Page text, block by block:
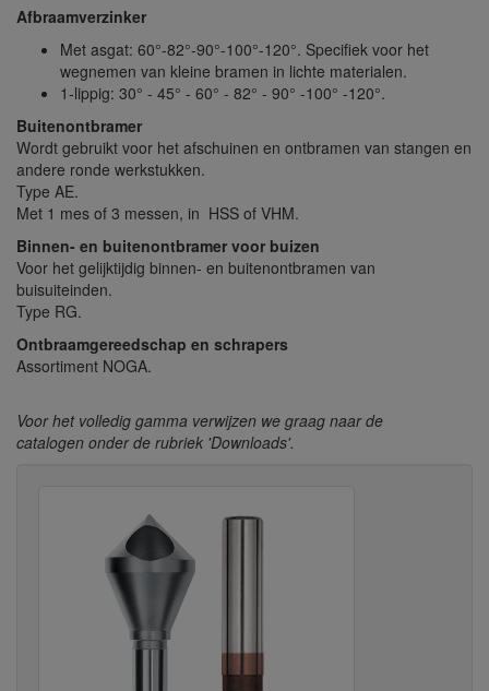
Afbraamverzinker
Met asgat: 60°-82°-90°-100°-120°. Specifiek voor het
wegnemen van kleine bramen in lichte materialen.
1-lippig: 30° - 45° - 60° - 82° - 90° -100° -120°.
Buitenontbramer
Wordt gebruikt voor het afschuinen en ontbramen van stangen en
andere ronde werkstukken.
Type AE.
Met 1 mes of 3 messen, in HSS of VHM.
Binnen- en buitenontbramer voor buizen
Voor het gelijktijdig binnen- en buitenontbramen van
buisuiteinden.
Type RG.
Ontbraamgereedschap en schrapers
Assortiment NOGA.
Voor het volledig gamma verwijzen we graag naar de
catalogen onder de rubriek 'Downloads'.